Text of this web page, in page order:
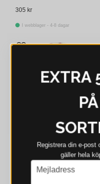
305 kr
I webblager - 4-8 dagar
ARVIDSSONS
Arvidssons Kust beige
serveringsbräda
EXTRA
Registrera din
gäller hela
email
Mejladress